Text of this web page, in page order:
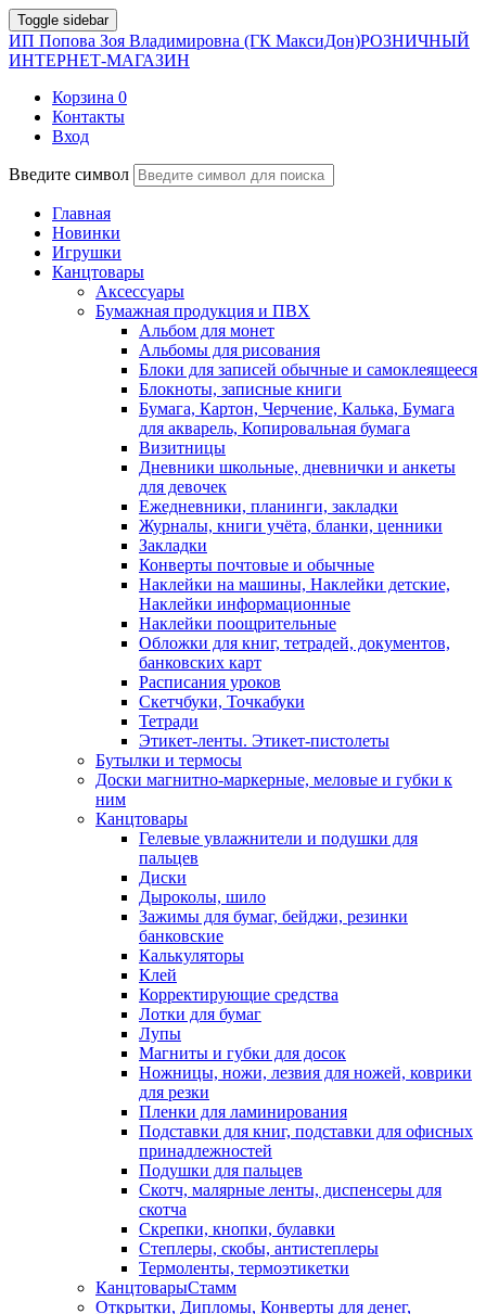
Toggle sidebar
ИП Попова Зоя Владимировна (ГК МаксиДон)РОЗНИЧНЫЙ
ИНТЕРНЕТ-МАГАЗИН
Корзина 0
Контакты
Вход
Введите символ
Главная
Новинки
Игрушки
Канцтовары
Аксессуары
Бумажная продукция и ПВХ
Альбом для монет
Альбомы для рисования
Блоки для записей обычные и самоклеящееся
Блокноты, записные книги
Бумага, Картон, Черчение, Калька, Бумага
для акварель, Копировальная бумага
Визитницы
Дневники школьные, дневнички и анкеты
для девочек
Ежедневники, планинги, закладки
Журналы, книги учёта, бланки, ценники
Закладки
Конверты почтовые и обычные
Наклейки на машины, Наклейки детские,
Наклейки информационные
Наклейки поощрительные
Обложки для книг, тетрадей, документов,
банковских карт
Расписания уроков
Скетчбуки, Точкабуки
Тетради
Этикет-ленты. Этикет-пистолеты
Бутылки и термосы
Доски магнитно-маркерные, меловые и губки к
ним
Канцтовары
Гелевые увлажнители и подушки для
пальцев
Диски
Дыроколы, шило
Зажимы для бумаг, бейджи, резинки
банковские
Калькуляторы
Клей
Корректирующие средства
Лотки для бумаг
Лупы
Магниты и губки для досок
Ножницы, ножи, лезвия для ножей, коврики
для резки
Пленки для ламинирования
Подставки для книг, подставки для офисных
принадлежностей
Подушки для пальцев
Скотч, малярные ленты, диспенсеры для
скотча
Скрепки, кнопки, булавки
Степлеры, скобы, антистеплеры
Термоленты, термоэтикетки
КанцтоварыСтамм
Открытки, Дипломы, Конверты для денег,